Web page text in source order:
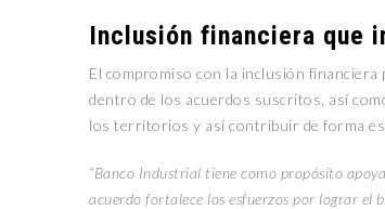
Inclusión financiera que
El compromiso con la inclusión
dentro de los acuerdos suscritos, así
los territorios y así contribuir de forma
“Banco Industrial tiene como propósito
acuerdo fortalece los esfuerzos por lograr el